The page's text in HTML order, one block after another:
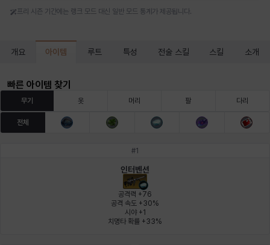
아야 아이솔 아이작 알렉스 알론소 얀
에키온 엘레나
유스티나 유키
프리 시즌 기간에는 랭크 모드 대신 일반 모드 통계가 제공됩니다.
개요 아이템 루트 특성 전술 스킬 스킬 소개
빠른 아이템 찾기
무기 옷 머리 팔 다리
전체
#1
인터벤션
공격력 +76
공격 속도 +30%
시야 +1
치명타 확률 +33%